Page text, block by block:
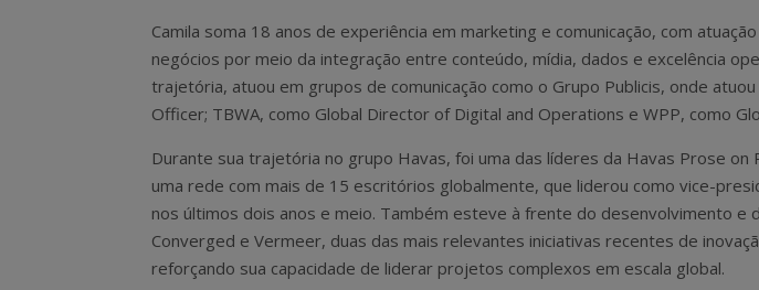
Camila soma 18 anos de experiência em marketing e comunicação, com
negócios por meio da integração entre conteúdo, mídia, dados e excelência
trajetória, atuou em grupos de comunicação como o Grupo Publicis, onde
Officer; TBWA, como Global Director of Digital and Operations e WPP, como
Durante sua trajetória no grupo Havas, foi uma das líderes da Havas Prose on
uma rede com mais de 15 escritórios globalmente, que liderou como vice-
nos últimos dois anos e meio. Também esteve à frente do desenvolvimento e
Converged e Vermeer, duas das mais relevantes iniciativas recentes de
reforçando sua capacidade de liderar projetos complexos em escala global.